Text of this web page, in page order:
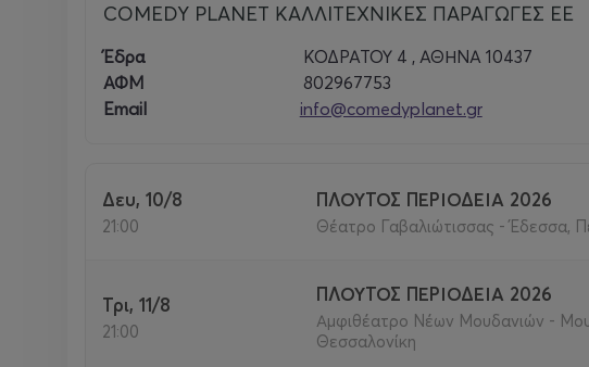
COMEDY PLANET ΚΑΛΛΙΤΕΧΝΙΚΕΣ ΠΑΡΑΓΩΓΕΣ ΕΕ
Έδρα ΚΟΔΡΑΤΟΥ 4 , ΑΘΗΝΑ 10437
ΑΦΜ
802967753
Email
info@comedyplanet.gr
Δευ, 10/8
21:00
ΠΛΟΥΤΟΣ ΠΕΡΙΟΔΕΙΑ 2026
Θέατρο Γαβαλιώτισσας - Έδεσσα,
Τρι, 11/8
21:00
ΠΛΟΥΤΟΣ ΠΕΡΙΟΔΕΙΑ 2026
Αμφιθέατρο Νέων Μουδανιών -
Θεσσαλονίκη